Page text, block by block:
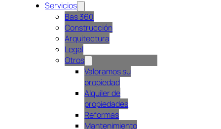
Servicios
Bas 360
Construcción
Arquitectura
Legal
Otros
Valoramos su
propiedad
Alquiler de
propiedades
Reformas
Mantenimiento